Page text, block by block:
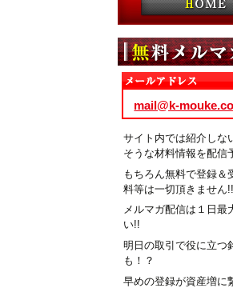
mail@k-
サイト内では紹介しな
そうな材料情報を配信
もちろん無料で登録＆
料等は一切頂きません!!
メルマガ配信は１日最
い!!
明日の取引で役に立つ
も！？
早めの登録が資産増に